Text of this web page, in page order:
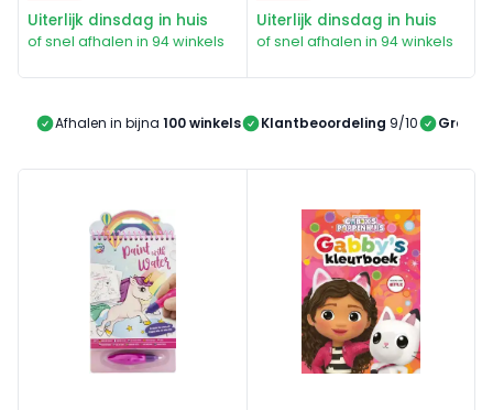
Uiterlijk dinsdag in huis
of snel afhalen in 94 winkels
Uiterlijk dinsdag in huis
of snel afhalen in 94 winkels
Afhalen in bijna 100 winkels Klantbeoordeling 9/10 Gratis